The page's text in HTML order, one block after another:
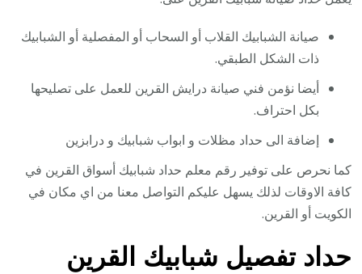
صيانة الشبابيك القلاب أو السحاب أو المفصلية أو الشبابيك
ذات الشكل الطبقي.
أيضا نؤمن فني صيانة درايش القرين للعمل على تصليحها
بكل احتراف.
إضافة الى حداد مظلات و ابواب شبابيك و درابزين
كما نحرص على توفير رقم معلم حداد شبابيك أسواق القرين في
كافة الاوقات لذلك يسهل عليكم التواصل معنا من اي مكان في
الكويت أو القرين.
حداد تفصيل شبابيك القرين